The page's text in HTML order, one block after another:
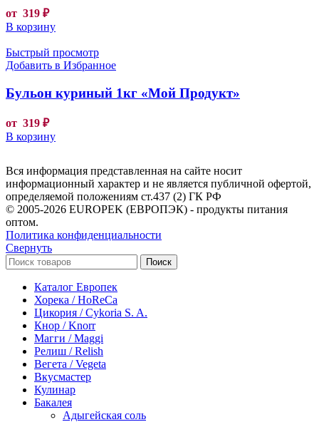
от 319 ₽
В корзину
Быстрый просмотр
Добавить в Избранное
Бульон куриный 1кг «Мой Продукт»
от 319 ₽
В корзину
Вся информация представленная на сайте носит
информационный характер и не является публичной офертой,
определяемой положениям ст.437 (2) ГК РФ
© 2005-2026 EUROPEK (ЕВРОПЭК) - продукты питания
оптом.
Политика конфиденциальности
Свернуть
Поиск
Каталог Европек
Хорека / HoReCa
Цикория / Cykoria S. A.
Кнор / Knorr
Магги / Maggi
Релиш / Relish
Вегета / Vegeta
Вкусмастер
Кулинар
Бакалея
Адыгейская соль